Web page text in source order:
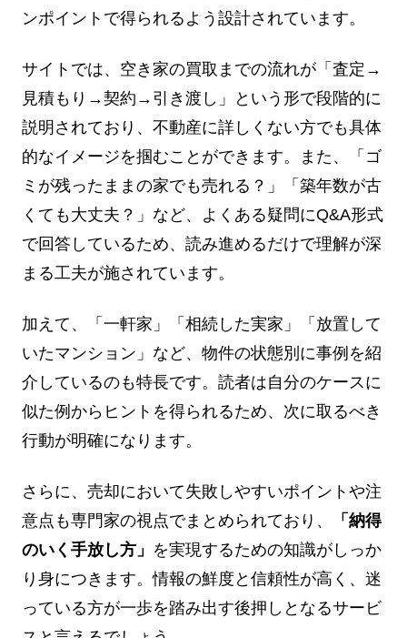
ンポイントで得られるよう設計されています。
サイトでは、空き家の買取までの流れが「査定→
見積もり→契約→引き渡し」という形で段階的に
説明されており、不動産に詳しくない方でも具体
的なイメージを掴むことができます。また、「ゴ
ミが残ったままの家でも売れる？」「築年数が古
くても大丈夫？」など、よくある疑問にQ&A形式
で回答しているため、読み進めるだけで理解が深
まる工夫が施されています。
加えて、「一軒家」「相続した実家」「放置して
いたマンション」など、物件の状態別に事例を紹
介しているのも特長です。読者は自分のケースに
似た例からヒントを得られるため、次に取るべき
行動が明確になります。
さらに、売却において失敗しやすいポイントや注
意点も専門家の視点でまとめられており、
「納得
のいく手放し方」 を実現するための知識がしっか
り身につきます。情報の鮮度と信頼性が高く、迷
っている方が一歩を踏み出す後押しとなるサービ